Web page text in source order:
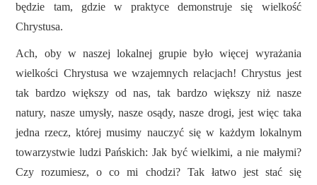
będzie tam, gdzie w praktyce demonstruje się wielkość
Chrystusa.
Ach, oby w naszej lokalnej grupie było więcej wyrażania
wielkości Chrystusa we wzajemnych relacjach! Chrystus jest
tak bardzo większy od nas, tak bardzo większy niż nasze
natury, nasze umysły, nasze osądy, nasze drogi, jest więc taka
jedna rzecz, której musimy nauczyć się w każdym lokalnym
towarzystwie ludzi Pańskich: Jak być wielkimi, a nie małymi?
Czy rozumiesz, o co mi chodzi? Tak łatwo jest stać się